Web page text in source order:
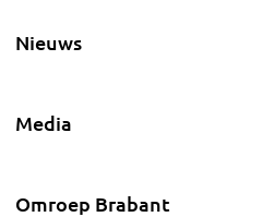
Nieuws
Media
Omroep Brabant